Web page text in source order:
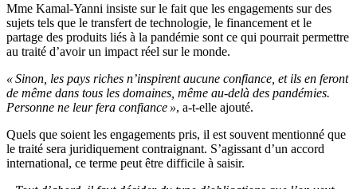
Mme Kamal-Yanni insiste sur le fait que les engagements sur des
sujets tels que le transfert de technologie, le financement et le
partage des produits liés à la pandémie sont ce qui pourrait permettre
au traité d’avoir un impact réel sur le monde.
« Sinon, les pays riches n’inspirent aucune confiance, et ils en feront
de même dans tous les domaines, même au-delà des pandémies.
Personne ne leur fera confiance », a-t-elle ajouté.
Quels que soient les engagements pris, il est souvent mentionné que
le traité sera juridiquement contraignant. S’agissant d’un accord
international, ce terme peut être difficile à saisir.